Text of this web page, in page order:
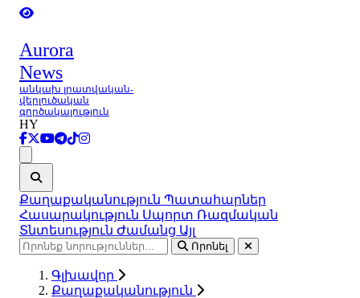
Aurora
News
անկախ լրատվական-
վերլուծական
գործակալություն
HY
Քաղաքականություն Պատահարներ
Հասարակություն Սպորտ Ռազմական
Տնտեսություն Ժամանց Այլ
Որոնել
Գլխավոր
Քաղաքականություն